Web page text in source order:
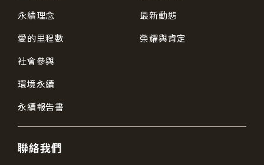
永續理念
愛的里程數
社會參與
環境永續
永續報告書
最新動態
榮耀與肯定
聯絡我們